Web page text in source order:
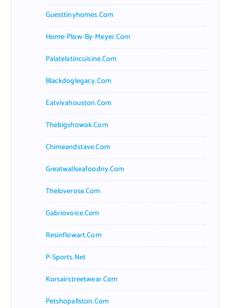
Guesttinyhomes.com
Home-Plow-By-Meyer.com
Palatelatincuisine.com
Blackdoglegacy.com
Eatvivahouston.com
Thebigshowok.com
Chimeandstave.com
Greatwallseafoodny.com
Theloverose.com
Gabriovoice.com
Resinflowart.com
P-Sports.net
Korsairstreetwear.com
Petshopallston.com